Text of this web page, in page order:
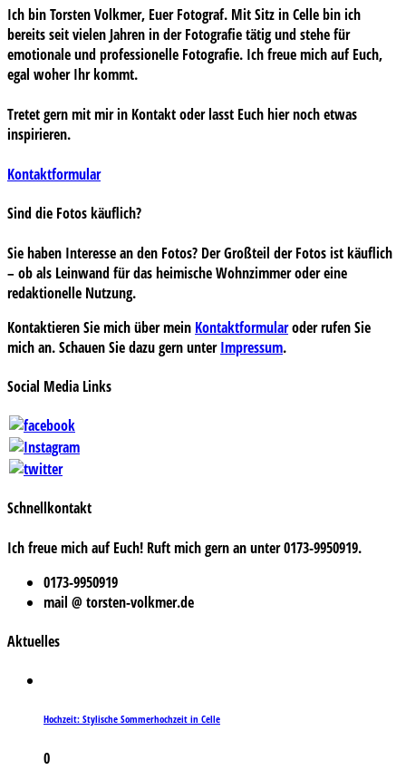
Ich bin Torsten Volkmer, Euer Fotograf. Mit Sitz in Celle bin ich
bereits seit vielen Jahren in der Fotografie tätig und stehe für
emotionale und professionelle Fotografie. Ich freue mich auf Euch,
egal woher Ihr kommt.
Tretet gern mit mir in Kontakt oder lasst Euch hier noch etwas
inspirieren.
Kontaktformular
Sind die Fotos käuflich?
Sie haben Interesse an den Fotos? Der Großteil der Fotos ist käuflich
– ob als Leinwand für das heimische Wohnzimmer oder eine
redaktionelle Nutzung.
Kontaktieren Sie mich über mein Kontaktformularoder rufen Sie
mich an. Schauen Sie dazu gern unterImpressum.
Social Media Links
Schnellkontakt
Ich freue mich auf Euch! Ruft mich gern an unter 0173-9950919.
0173-9950919
mail @ torsten-volkmer.de
Aktuelles
Hochzeit: Stylische Sommerhochzeit in Celle
0